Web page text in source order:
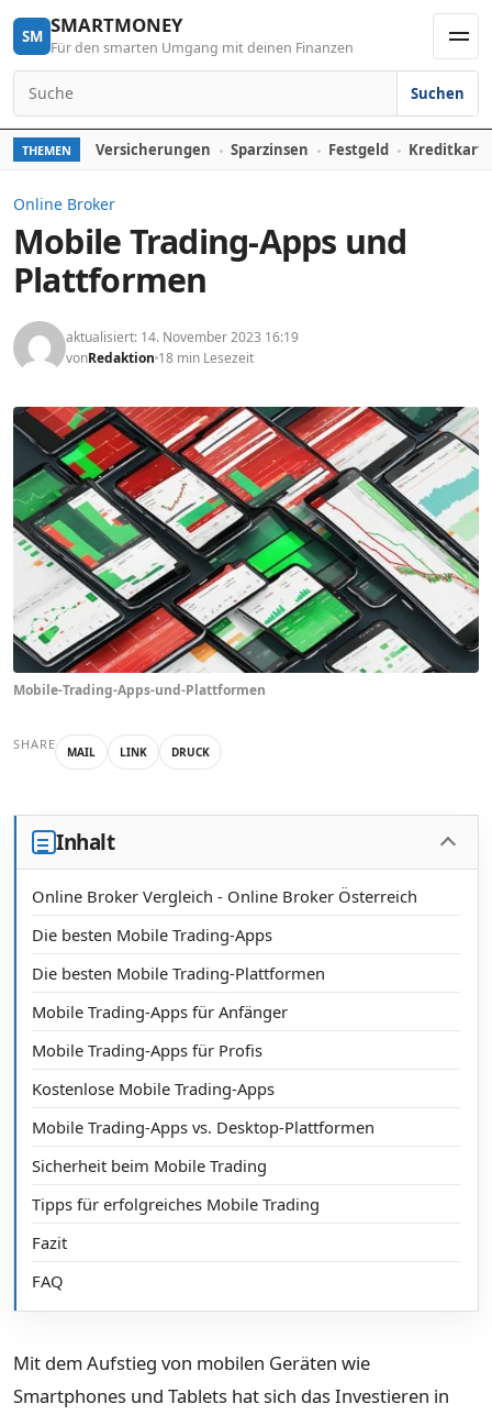
Skip to content
SM SMARTMONEY
Für den smarten Umgang mit deinen Finanzen
Search for:
Suchen
THEMEN Versicherungen Sparzinsen Festgeld
Online Broker
Mobile Trading-Apps und
Plattformen
aktualisiert: 14. November 2023 16:19
vonRedaktion 18 min Lesezeit
Mobile-Trading-Apps-und-Plattformen
SHARE MAIL LINK DRUCK
Inhalt
Online Broker Vergleich - Online Broker Österreich
Die besten Mobile Trading-Apps
Die besten Mobile Trading-Plattformen
Mobile Trading-Apps für Anfänger
Mobile Trading-Apps für Profis
Kostenlose Mobile Trading-Apps
Mobile Trading-Apps vs. Desktop-Plattformen
Sicherheit beim Mobile Trading
Tipps für erfolgreiches Mobile Trading
Fazit
FAQ
Mit dem Aufstieg von mobilen Geräten wie
Smartphones und Tablets hat sich das Investieren in